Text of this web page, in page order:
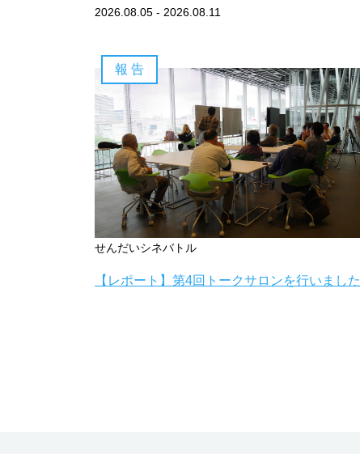
2026.08.05 - 2026.08.11
報 告
せんだいシネバトル
【レポート】第4回トークサロンを行いました